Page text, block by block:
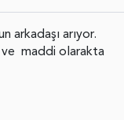
arkadaşı arıyor.
ve maddi olarakta